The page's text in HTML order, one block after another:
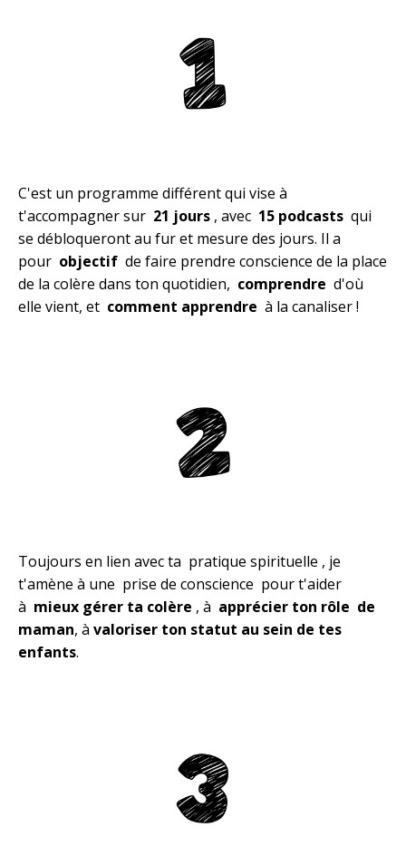
C'est un programme différent qui vise à
t'accompagner sur 21 jours , avec 15 podcasts qui
se débloqueront au fur et mesure des jours. Il a
pour objectif de faire prendre conscience de la place
de la colère dans ton quotidien, comprendre d'où
elle vient, et comment apprendre à la canaliser !
Toujours en lien avec ta pratique spirituelle , je
t'amène à une prise de conscience pour t'aider
à mieux gérer ta colère , à apprécier ton rôle de
maman, à valoriser ton statut au sein de tes
enfants.